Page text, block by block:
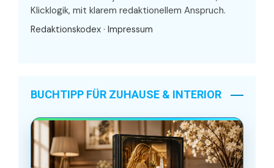
Klicklogik, mit klarem redaktionellem Anspruch.
Redaktionskodex · Impressum
BUCHTIPP FÜR ZUHAUSE & INTERIOR